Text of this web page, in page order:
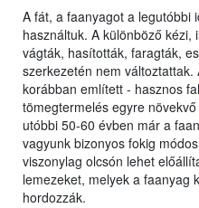
A fát, a faanyagot a legutóbbi
használtuk. A különböző kézi,
vágták, hasították, faragták,
szerkezetén nem
korábban említett - hasznos
tömegtermelés egyre
utóbbi 50-60 évben már a
vagyunk bizonyos fokig
viszonylag olcsón lehet
lemezeket, melyek a faanyag
hordozzák.